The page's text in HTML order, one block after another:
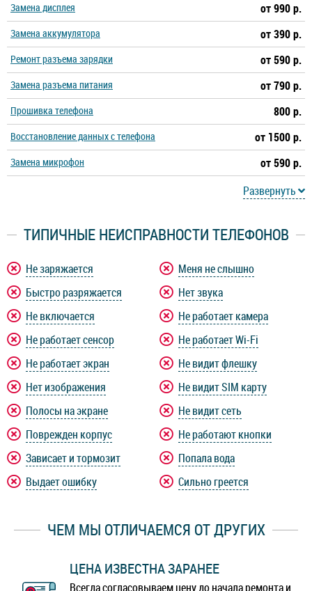
Замена дисплея от 990 р.
Замена аккумулятора от 390 р.
Ремонт разъема зарядки от 590 р.
Замена разъема питания от 790 р.
Прошивка телефона 800 р.
Восстановление данных с телефона от 1500 р.
Замена микрофон
от 590 р.
Развернуть
ТИПИЧНЫЕ НЕИСПРАВНОСТИ ТЕЛЕФОНОВ
Не заряжается
Быстро разряжается
Не включается
Не работает сенсор
Не работает экран
Нет изображения
Полосы на экране
Поврежден корпус
Зависает и тормозит
Выдает ошибку
Меня не слышно
Нет звука
Не работает камера
Не работает Wi-Fi
Не видит флешку
Не видит SIM карту
Не видит сеть
Не работают кнопки
Попала вода
Сильно греется
ЧЕМ МЫ ОТЛИЧАЕМСЯ ОТ ДРУГИХ
ЦЕНА ИЗВЕСТНА ЗАРАНЕЕ
Всегда согласовываем цену до начала ремонта и